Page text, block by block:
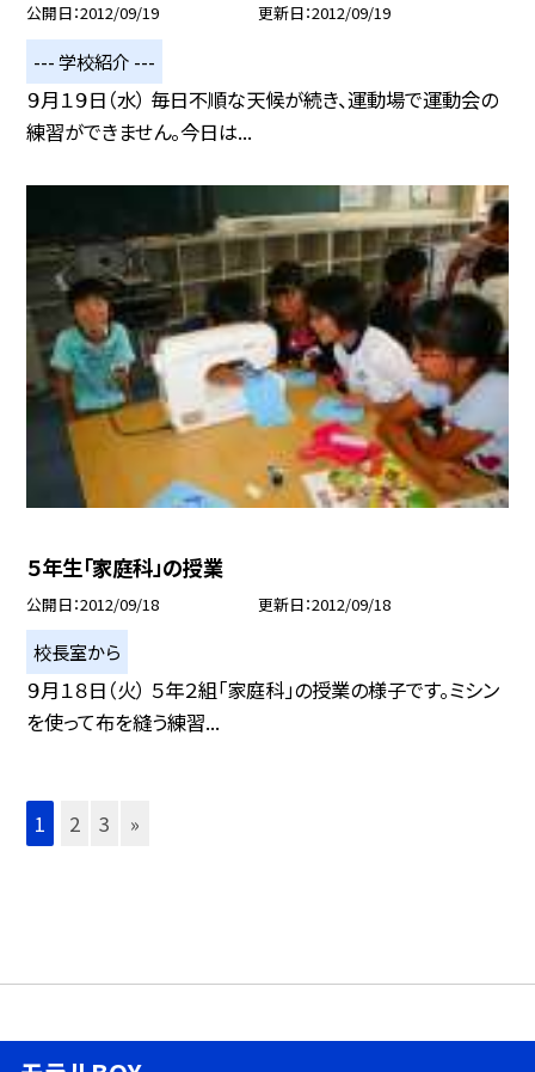
公開日 2012/09/19 更新日 2012/09/19
--- 学校紹介 ---
９月１９日（水） 毎日不順な天候が続き、運動場で運動会の
練習ができません。今日は...
５年生「家庭科」の授業
公開日 2012/09/18 更新日 2012/09/18
校長室から
９月１８日（火） ５年２組「家庭科」の授業の様子です。ミシン
を使って布を縫う練習...
1 2 3 »